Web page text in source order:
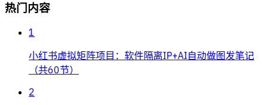
热门内容
1
小红书虚拟矩阵项目：软件隔离IP+AI自动做图发笔记
（共60节）
2